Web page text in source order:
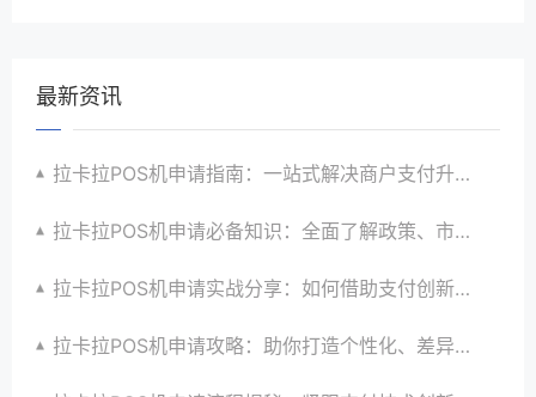
最新资讯
拉卡拉POS机申请指南：一站式解决商户支付升级、智能化与创新需求
拉卡拉POS机申请必备知识：全面了解政策、市场、技术与创新趋势
拉卡拉POS机申请实战分享：如何借助支付创新技术提升商户运营效益与效率
拉卡拉POS机申请攻略：助你打造个性化、差异化支付体验以提升竞争力